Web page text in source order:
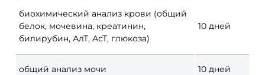
биохимический анализ крови (общий
белок, мочевина, креатинин,
билирубин, АлТ, АсТ, глюкоза)
10 дней
общий анализ мочи 10 дней